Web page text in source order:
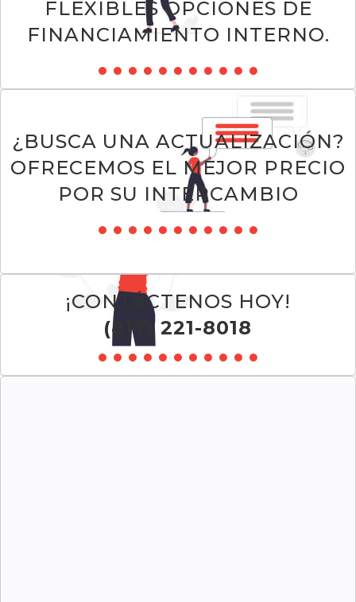
FLEXIBLES OPCIONES DE
FINANCIAMIENTO INTERNO.
¿BUSCA UNA ACTUALIZACIÓN?
OFRECEMOS EL MEJOR PRECIO
POR SU INTERCAMBIO
¡CONTÁCTENOS HOY!
(817) 221-8018